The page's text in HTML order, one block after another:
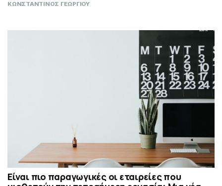
ΚΩΝΣΤΑΝΤΙΝΟΣ ΓΕΩΡΓΙΟΥ
Είναι πιο παραγωγικές οι εταιρείες που